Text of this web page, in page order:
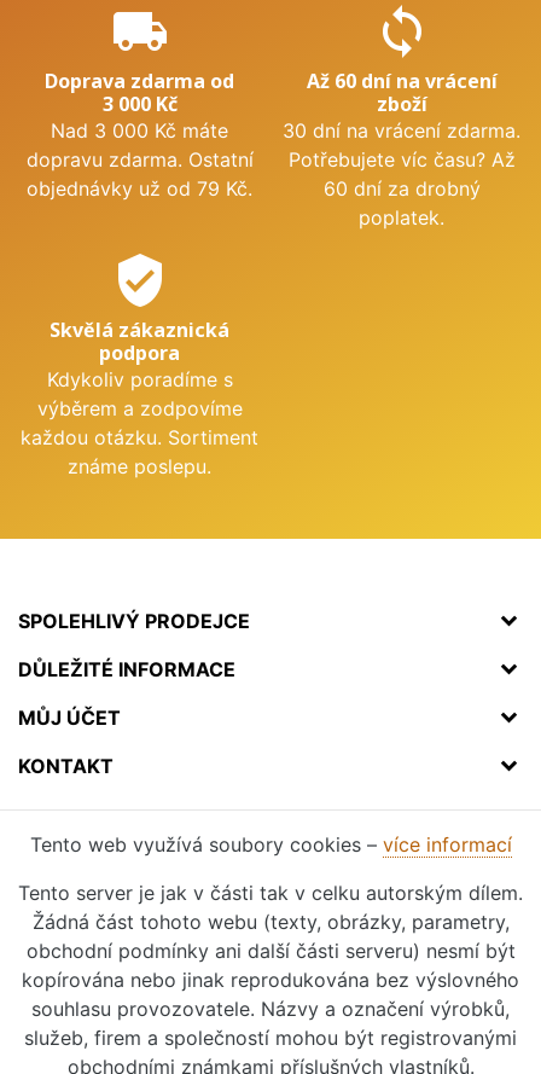
local_shipping
Doprava zdarma od
3 000 Kč
Nad 3 000 Kč máte
dopravu zdarma. Ostatní
objednávky už od 79 Kč.
sync
Až 60 dní na vrácení
zboží
30 dní na vrácení zdarma.
Potřebujete víc času? Až
60 dní za drobný
poplatek.
verified_user
Skvělá zákaznická
podpora
Kdykoliv poradíme s
výběrem a zodpovíme
každou otázku. Sortiment
známe poslepu.
SPOLEHLIVÝ PRODEJCE
DŮLEŽITÉ INFORMACE
MŮJ ÚČET
KONTAKT
Tento web využívá soubory cookies – více informací
Tento server je jak v části tak v celku autorským dílem.
Žádná část tohoto webu (texty, obrázky, parametry,
obchodní podmínky ani další části serveru) nesmí být
kopírována nebo jinak reprodukována bez výslovného
souhlasu provozovatele. Názvy a označení výrobků,
služeb, firem a společností mohou být registrovanými
obchodními známkami příslušných vlastníků.